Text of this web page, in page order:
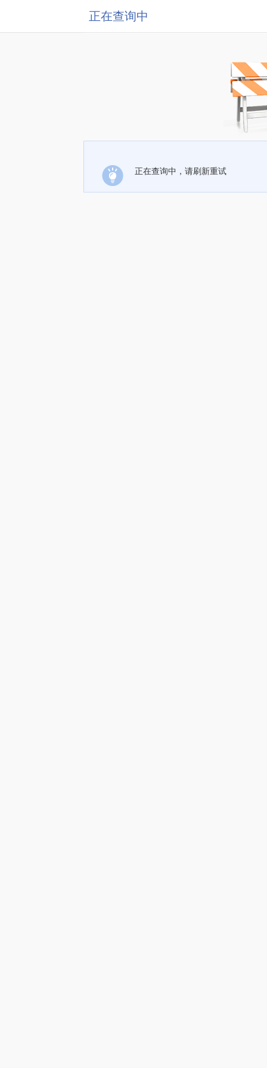
正在查询中
正在查询中，请刷新重试